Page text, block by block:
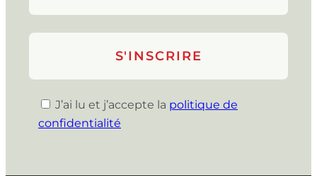
J’ai lu et j’accepte la politique de
confidentialité